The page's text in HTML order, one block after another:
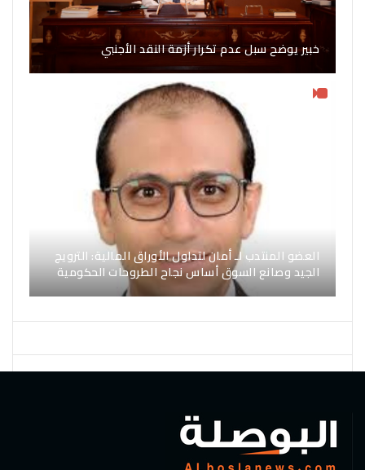
خبير يوضح سبل عدم تكرار أزمة النقد الأجنبي
العضو المنتدب لـ أمان لتداول الأوراق المالية: الترويج
الجيد وصانع السوق أساس نجاح الطروحات الحكومية